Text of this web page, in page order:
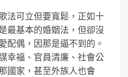
法可立但要寬鬆，正如十
最基本的婚姻法，但卻沒
配偶，因那是逼不到的。
幸福、官員清廉、社會公
國家，甚至外族人也會